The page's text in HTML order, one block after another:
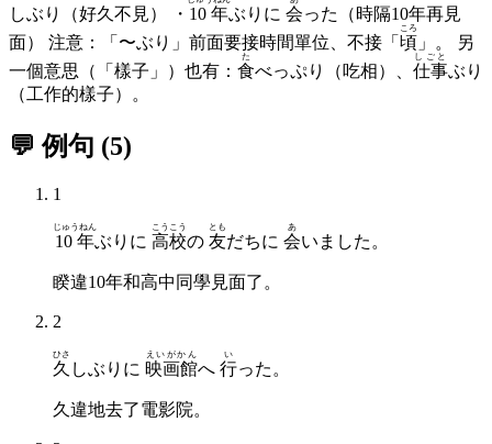
しぶり（好久不見） ・ 10年ぶりに 会った（時隔10年再見
面） 注意：「〜ぶり」前面要接時間單位、不接「 頃
ころ
」。 另
一個意思（「樣子」）也有： 食
た
べっぷり（吃相）、 仕事
しごと
ぶり
（工作的樣子）。
💬 例句 (5)
1
10年
じゅうねん
ぶりに 高校
こうこう
の 友
とも
だちに 会
あ
いました。
睽違10年和高中同學見面了。
2
久
ひさ
しぶりに 映画館
えいがかん
へ 行
い
った。
久違地去了電影院。